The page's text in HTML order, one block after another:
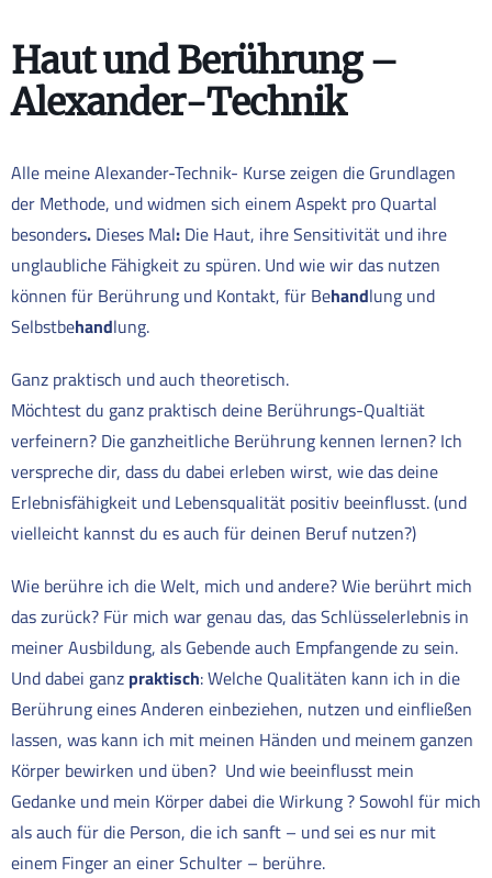
Haut und Berührung –
Alexander-Technik
Alle meine Alexander-Technik- Kurse zeigen die Grundlagen
der Methode, und widmen sich einem Aspekt pro Quartal
besonders. Dieses Mal: Die Haut, ihre Sensitivität und ihre
unglaubliche Fähigkeit zu spüren. Und wie wir das nutzen
können für Berührung und Kontakt, für Behandlung und
Selbstbehandlung.
Ganz praktisch und auch theoretisch.
Möchtest du ganz praktisch deine Berührungs-Qualtiät
verfeinern? Die ganzheitliche Berührung kennen lernen? Ich
verspreche dir, dass du dabei erleben wirst, wie das deine
Erlebnisfähigkeit und Lebensqualität positiv beeinflusst. (und
vielleicht kannst du es auch für deinen Beruf nutzen?)
Wie berühre ich die Welt, mich und andere? Wie berührt mich
das zurück? Für mich war genau das, das Schlüsselerlebnis in
meiner Ausbildung, als Gebende auch Empfangende zu sein.
Und dabei ganz praktisch: Welche Qualitäten kann ich in die
Berührung eines Anderen einbeziehen, nutzen und einfließen
lassen, was kann ich mit meinen Händen und meinem ganzen
Körper bewirken und üben? Und wie beeinflusst mein
Gedanke und mein Körper dabei die Wirkung ? Sowohl für mich
als auch für die Person, die ich sanft – und sei es nur mit
einem Finger an einer Schulter – berühre.